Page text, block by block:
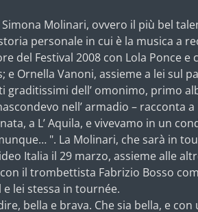
Molinari, ovvero il più bel
personale in cui è la musica a
del Festival 2008 con Lola Ponce e
Ornella Vanoni, assieme a lei sul
graditissimi dell’ omonimo, primo
nell’ armadio – racconta
a L’ Aquila, e vivevamo in un
". La Molinari, che sarà in
Italia il 29 marzo, assieme alle
il trombettista Fabrizio Bosso
lei stessa in tournée.
bella e brava. Che sia bella, e